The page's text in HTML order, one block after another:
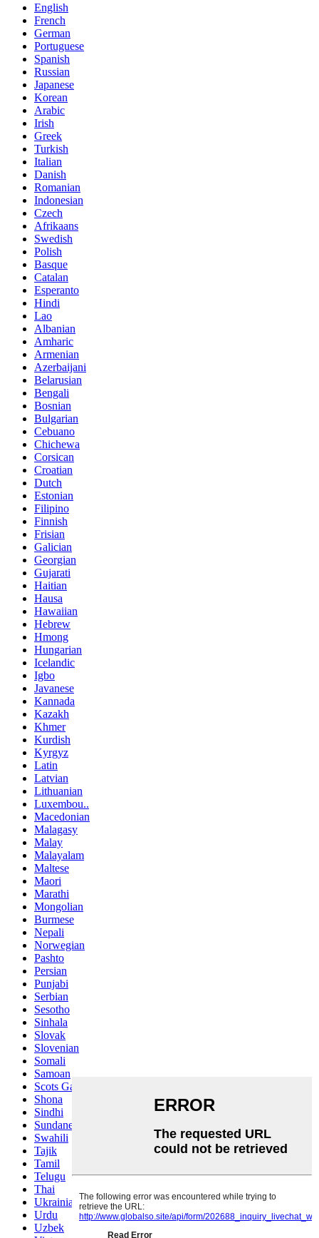
English
French
German
Portuguese
Spanish
Russian
Japanese
Korean
Arabic
Irish
Greek
Turkish
Italian
Danish
Romanian
Indonesian
Czech
Afrikaans
Swedish
Polish
Basque
Catalan
Esperanto
Hindi
Lao
Albanian
Amharic
Armenian
Azerbaijani
Belarusian
Bengali
Bosnian
Bulgarian
Cebuano
Chichewa
Corsican
Croatian
Dutch
Estonian
Filipino
Finnish
Frisian
Galician
Georgian
Gujarati
Haitian
Hausa
Hawaiian
Hebrew
Hmong
Hungarian
Icelandic
Igbo
Javanese
Kannada
Kazakh
Khmer
Kurdish
Kyrgyz
Latin
Latvian
Lithuanian
Luxembou..
Macedonian
Malagasy
Malay
Malayalam
Maltese
Maori
Marathi
Mongolian
Burmese
Nepali
Norwegian
Pashto
Persian
Punjabi
Serbian
Sesotho
Sinhala
Slovak
Slovenian
Somali
Samoan
Scots Gaelic
Shona
Sindhi
Sundanese
Swahili
Tajik
Tamil
Telugu
Thai
Ukrainian
Urdu
Uzbek